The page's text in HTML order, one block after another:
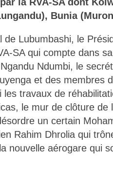
Bunia
Lubumbashi, le
SA qui compte dans
Ndumbi, le
et des membres
travaux de
le mur de clôture de
un certain
Rahim Dhrolia qui
nouvelle aérogare qui